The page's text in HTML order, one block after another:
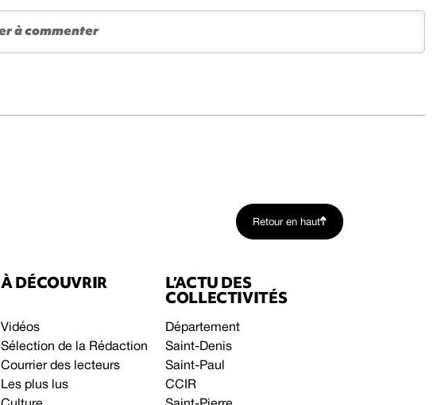
Retour en haut
À DÉCOUVRIR
Vidéos
Sélection de la Rédaction
Courrier des lecteurs
Les plus lus
L’ACTU DES
COLLECTIVITÉS
Département
Saint-Denis
Saint-Paul
CCIR